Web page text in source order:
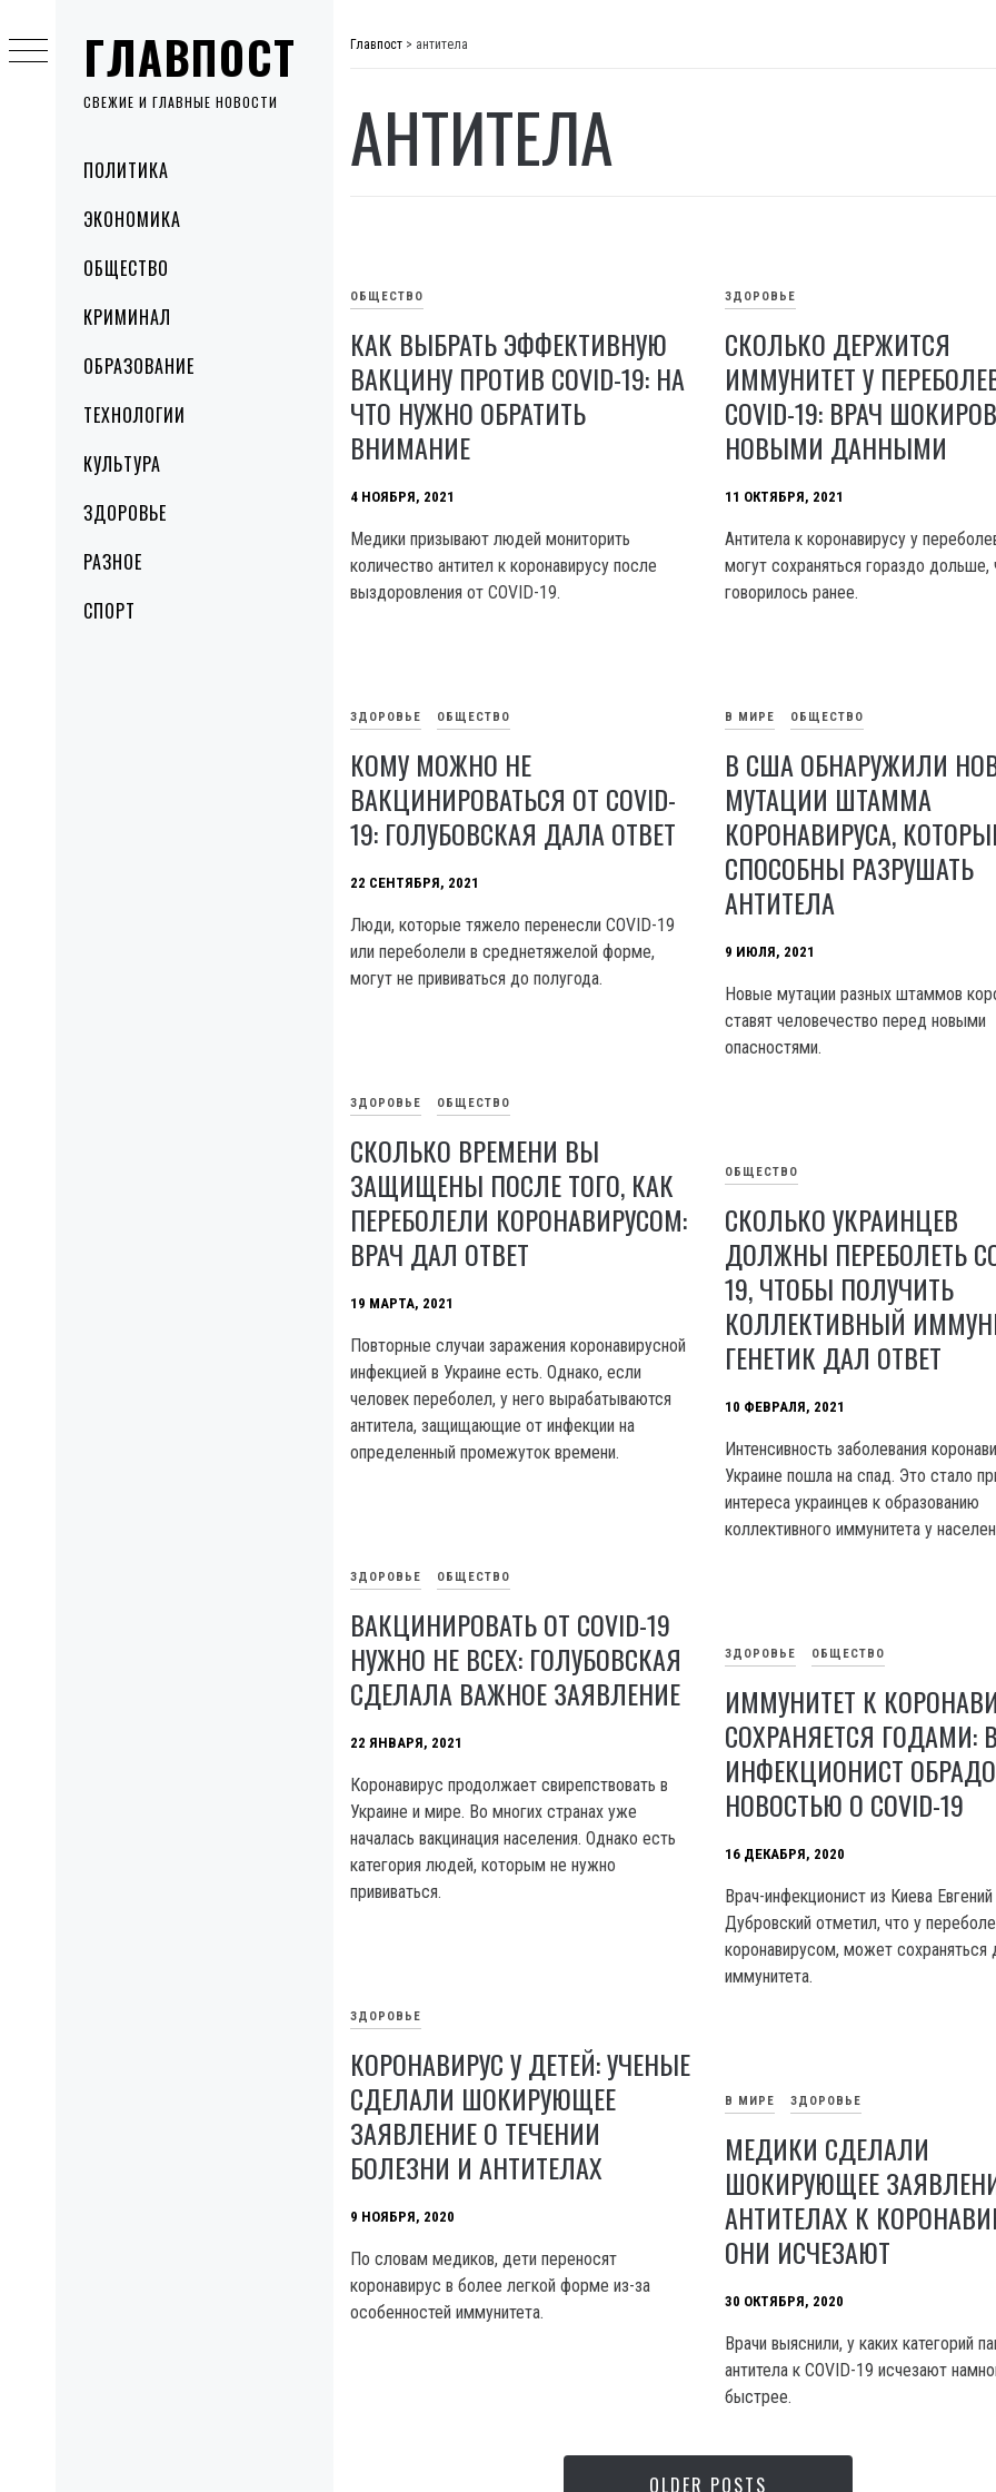
ГЛАВПОСТ
СВЕЖИЕ И ГЛАВНЫЕ НОВОСТИ
MenuПОЛИТИКА
ЭКОНОМИКА
ОБЩЕСТВО
КРИМИНАЛ
ОБРАЗОВАНИЕ
ТЕХНОЛОГИИ
КУЛЬТУРА
ЗДОРОВЬЕ
РАЗНОЕ
СПОРТ
to
content
Главпост > антитела
АНТИТЕЛА
ОБЩЕСТВО
КАК ВЫБРАТЬ ЭФФЕКТИВНУЮ
ВАКЦИНУ ПРОТИВ COVID-19: НА
ЧТО НУЖНО ОБРАТИТЬ
ВНИМАНИЕ
4 НОЯБРЯ, 2021
Медики призывают людей мониторить
количество антител к коронавирусу после
выздоровления от COVID-19.
ЗДОРОВЬЕ
СКОЛЬКО ДЕРЖИТСЯ
ИММУНИТЕТ У
COVID-19: ВРАЧ
НОВЫМИ ДАННЫМИ
11 ОКТЯБРЯ, 2021
Антитела к коронавирусу у
могут сохраняться гораздо дольше,
говорилось ранее.
ЗДОРОВЬЕ ОБЩЕСТВО
КОМУ МОЖНО НЕ
ВАКЦИНИРОВАТЬСЯ ОТ COVID-
19: ГОЛУБОВСКАЯ ДАЛА ОТВЕТ
22 СЕНТЯБРЯ, 2021
Люди, которые тяжело перенесли COVID-19
или переболели в среднетяжелой форме,
могут не прививаться до полугода.
В МИРЕ ОБЩЕСТВО
В США ОБНАРУЖИЛИ
МУТАЦИИ ШТАММА
КОРОНАВИРУСА,
СПОСОБНЫ РАЗРУШАТЬ
АНТИТЕЛА
9 ИЮЛЯ, 2021
Новые мутации разных штаммов
ставят человечество перед новыми
опасностями.
ЗДОРОВЬЕ ОБЩЕСТВО
СКОЛЬКО ВРЕМЕНИ ВЫ
ЗАЩИЩЕНЫ ПОСЛЕ ТОГО, КАК
ПЕРЕБОЛЕЛИ КОРОНАВИРУСОМ:
ВРАЧ ДАЛ ОТВЕТ
19 МАРТА, 2021
Повторные случаи заражения коронавирусной
инфекцией в Украине есть. Однако, если
человек переболел, у него вырабатываются
антитела, защищающие от инфекции на
определенный промежуток времени.
ОБЩЕСТВО
СКОЛЬКО УКРАИНЦЕВ
ДОЛЖНЫ ПЕРЕБОЛЕТЬ
19, ЧТОБЫ ПОЛУЧИТЬ
КОЛЛЕКТИВНЫЙ
ГЕНЕТИК ДАЛ ОТВЕТ
10 ФЕВРАЛЯ, 2021
Интенсивность заболевания
Украине пошла на спад. Это стало
интереса украинцев к образованию
коллективного иммунитета у
ЗДОРОВЬЕ ОБЩЕСТВО
ВАКЦИНИРОВАТЬ ОТ COVID-19
НУЖНО НЕ ВСЕХ: ГОЛУБОВСКАЯ
СДЕЛАЛА ВАЖНОЕ ЗАЯВЛЕНИЕ
22 ЯНВАРЯ, 2021
Коронавирус продолжает свирепствовать в
Украине и мире. Во многих странах уже
началась вакцинация населения. Однако есть
категория людей, которым не нужно
прививаться.
ЗДОРОВЬЕ ОБЩЕСТВО
ИММУНИТЕТ К
СОХРАНЯЕТСЯ ГОДАМИ:
ИНФЕКЦИОНИСТ
НОВОСТЬЮ О COVID-19
16 ДЕКАБРЯ, 2020
Врач-инфекционист из Киева Евгений
Дубровский отметил, что у
коронавирусом, может сохраняться
иммунитета.
ЗДОРОВЬЕ
КОРОНАВИРУС У ДЕТЕЙ: УЧЕНЫЕ
СДЕЛАЛИ ШОКИРУЮЩЕЕ
ЗАЯВЛЕНИЕ О ТЕЧЕНИИ
БОЛЕЗНИ И АНТИТЕЛАХ
9 НОЯБРЯ, 2020
По словам медиков, дети переносят
коронавирус в более легкой форме из-за
особенностей иммунитета.
В МИРЕ ЗДОРОВЬЕ
МЕДИКИ СДЕЛАЛИ
ШОКИРУЮЩЕЕ
АНТИТЕЛАХ К
ОНИ ИСЧЕЗАЮТ
30 ОКТЯБРЯ, 2020
Врачи выяснили, у каких категорий
антитела к COVID-19 исчезают
быстрее.
OLDER POSTS